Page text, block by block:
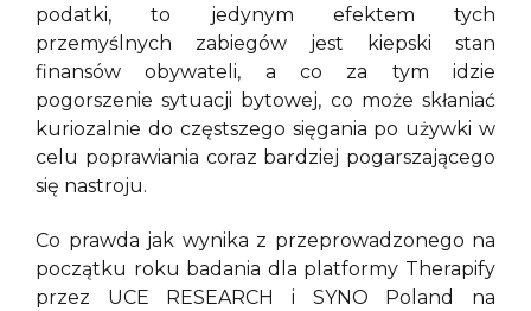
podatki, to jedynym efektem tych
przemyślnych zabiegów jest kiepski stan
finansów obywateli, a co za tym idzie
pogorszenie sytuacji bytowej, co może skłaniać
kuriozalnie do częstszego sięgania po używki w
celu poprawiania coraz bardziej pogarszającego
się nastroju.
Co prawda jak wynika z przeprowadzonego na
początku roku badania dla platformy Therapify
przez UCE RESEARCH i SYNO Poland na